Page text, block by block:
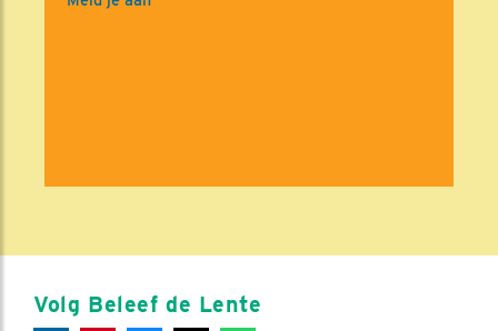
Volg Beleef de Lente